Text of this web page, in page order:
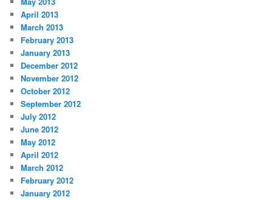
April 2013
March 2013
February 2013
January 2013
December 2012
November 2012
October 2012
September 2012
July 2012
June 2012
May 2012
April 2012
March 2012
February 2012
January 2012